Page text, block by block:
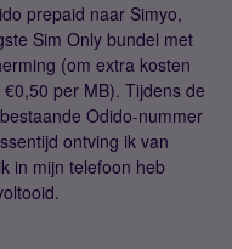
prepaid naar Simyo,
Sim Only bundel met
(om extra kosten
per MB). Tijdens de
Odido-nummer
ontving ik van
in mijn telefoon heb